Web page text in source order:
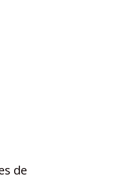
de